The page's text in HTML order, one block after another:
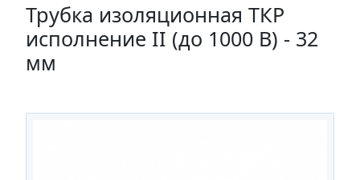
Трубка изоляционная ТКР
исполнение II (до 1000 В) - 32
мм